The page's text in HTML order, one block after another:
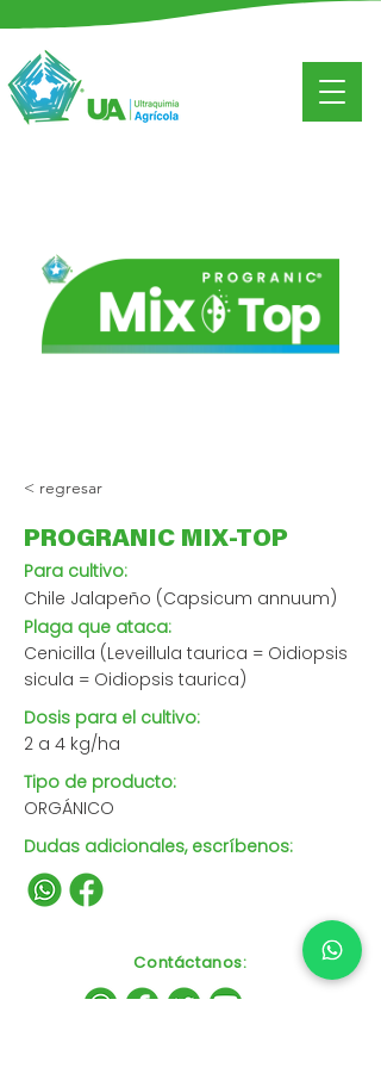
< regresar
PROGRANIC MIX-TOP
Para cultivo:
Chile Jalapeño (Capsicum annuum)
Plaga que ataca:
Cenicilla (Leveillula taurica = Oidiopsis
sicula = Oidiopsis taurica)
Dosis para el cultivo:
2 a 4 kg/ha
Tipo de producto:
ORGÁNICO
Dudas adicionales, escríbenos:
Contáctanos: